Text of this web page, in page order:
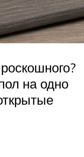
на одно